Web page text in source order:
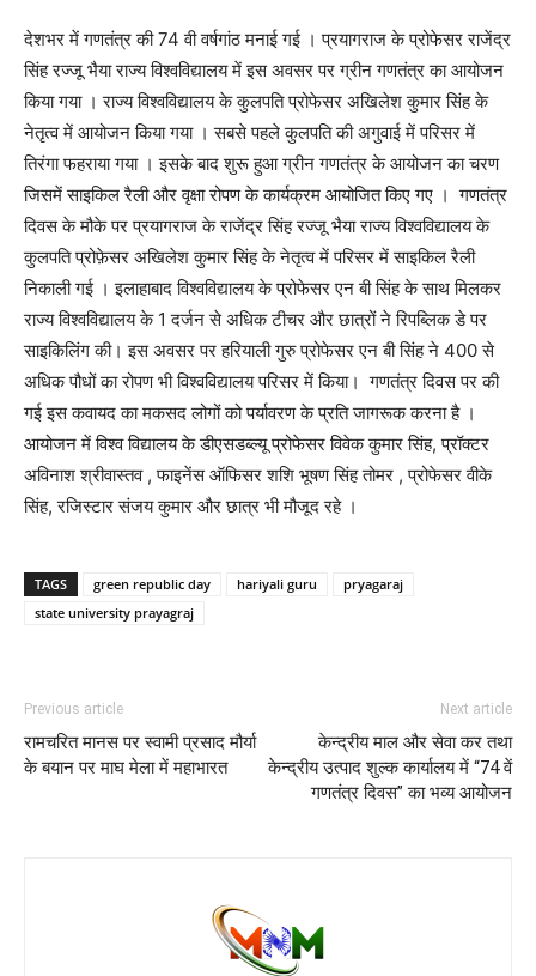
देशभर में गणतंत्र की 74 वी वर्षगांठ मनाई गई । प्रयागराज के प्रोफेसर राजेंद्र
सिंह रज्जू भैया राज्य विश्वविद्यालय में इस अवसर पर ग्रीन गणतंत्र का आयोजन
किया गया । राज्य विश्वविद्यालय के कुलपति प्रोफेसर अखिलेश कुमार सिंह के
नेतृत्व में आयोजन किया गया । सबसे पहले कुलपति की अगुवाई में परिसर में
तिरंगा फहराया गया । इसके बाद शुरू हुआ ग्रीन गणतंत्र के आयोजन का चरण
जिसमें साइकिल रैली और वृक्षा रोपण के कार्यक्रम आयोजित किए गए । गणतंत्र
दिवस के मौके पर प्रयागराज के राजेंद्र सिंह रज्जू भैया राज्य विश्वविद्यालय के
कुलपति प्रोफ़ेसर अखिलेश कुमार सिंह के नेतृत्व में परिसर में साइकिल रैली
निकाली गई । इलाहाबाद विश्वविद्यालय के प्रोफेसर एन बी सिंह के साथ मिलकर
राज्य विश्वविद्यालय के 1 दर्जन से अधिक टीचर और छात्रों ने रिपब्लिक डे पर
साइकिलिंग की। इस अवसर पर हरियाली गुरु प्रोफेसर एन बी सिंह ने 400 से
अधिक पौधों का रोपण भी विश्वविद्यालय परिसर में किया। गणतंत्र दिवस पर की
गई इस कवायद का मकसद लोगों को पर्यावरण के प्रति जागरूक करना है ।
आयोजन में विश्व विद्यालय के डीएसडब्ल्यू प्रोफेसर विवेक कुमार सिंह, प्रॉक्टर
अविनाश श्रीवास्तव , फाइनेंस ऑफिसर शशि भूषण सिंह तोमर , प्रोफेसर वीके
सिंह, रजिस्टार संजय कुमार और छात्र भी मौजूद रहे ।
TAGS green republic day hariyali guru
pryagaraj
state university prayagraj
Previous article
रामचरित मानस पर स्वामी प्रसाद मौर्या
के बयान पर माघ मेला में महाभारत
Next article
केन्द्रीय माल और सेवा कर तथा
केन्द्रीय उत्पाद शुल्क कार्यालय में “74 वें
गणतंत्र दिवस” का भव्य आयोजन